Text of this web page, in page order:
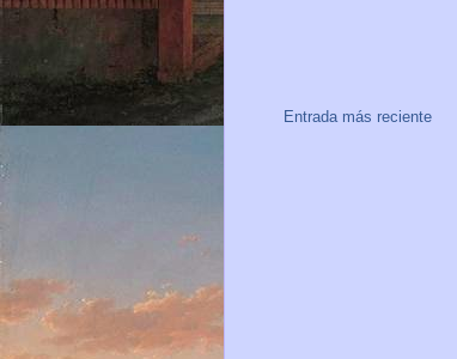
Entrada más reciente